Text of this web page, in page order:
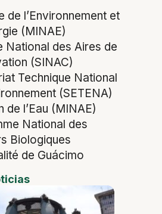
de l’Environnement et
(MINAE)
National des Aires de
(SINAC)
Technique National
(SETENA)
de l’Eau (MINAE)
National des
Biologiques
de Guácimo